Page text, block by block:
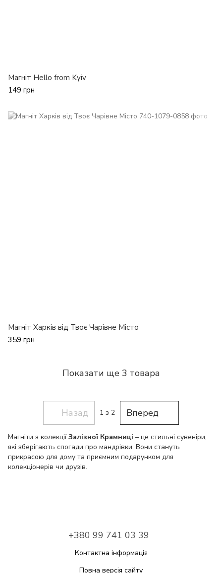
Магніт Hello from Kyiv
149 грн
Магніт Харків від Твоє Чарівне Місто
359 грн
Показати ще 3 товара
Назад 1 з 2 Вперед
Магніти з колекціїЗалізної Крамниці – це стильні сувеніри,
які зберігають спогади про мандрівки. Вони стануть
прикрасою для дому та приємним подарунком для
колекціонерів чи друзів.
+380 99 741 03 39
Контактна інформація
Повна версія сайту